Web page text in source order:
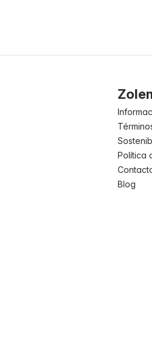
Política
Blog